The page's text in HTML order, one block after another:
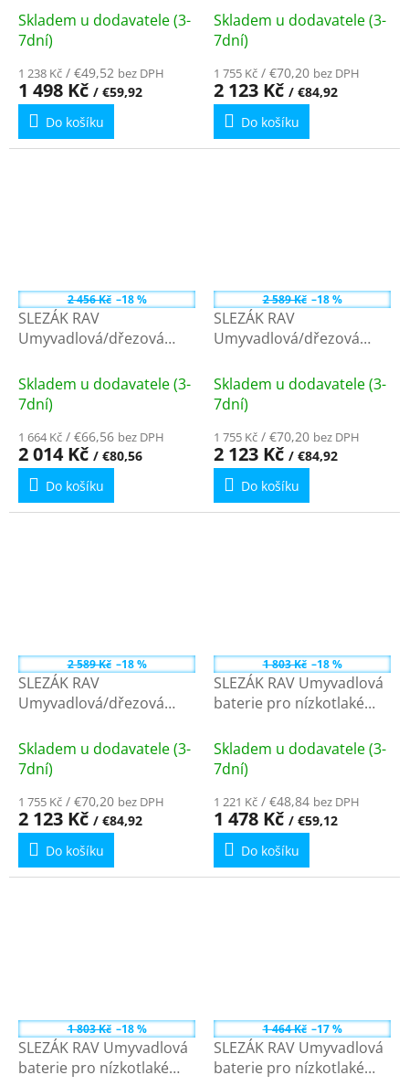
ohřívače, Chrom
EM001.1/21
Skladem u dodavatele (3-
7dní)
1 238 Kč / €49,52 bez DPH
1 498 Kč / €59,92
Do košíku
ohřívače, Chrom E011/21
- připojení 3/8'' vnitřní
závit
Skladem u dodavatele (3-
7dní)
1 755 Kč / €70,20 bez DPH
2 123 Kč / €84,92
Do košíku
2 456 Kč –18 %
SLEZÁK RAV
Umyvadlová/dřezová
ohřívače, Chrom
E011.1/21
Skladem u dodavatele (3-
7dní)
1 664 Kč / €66,56 bez DPH
2 014 Kč / €80,56
Do košíku
2 589 Kč –18 %
SLEZÁK RAV
Umyvadlová/dřezová
ohřívače, Chrom E001/21
Skladem u dodavatele (3-
7dní)
1 755 Kč / €70,20 bez DPH
2 123 Kč / €84,92
Do košíku
2 589 Kč –18 %
SLEZÁK RAV
Umyvadlová/dřezová
ohřívače, Chrom
E001.1/21
Skladem u dodavatele (3-
7dní)
1 755 Kč / €70,20 bez DPH
2 123 Kč / €84,92
Do košíku
1 803 Kč –18 %
SLEZÁK RAV Umyvadlová
baterie pro nízkotlaké
EN001/21 - připojení 3/8''
vnitřní závit
Skladem u dodavatele (3-
7dní)
1 221 Kč / €48,84 bez DPH
1 478 Kč / €59,12
Do košíku
1 803 Kč –18 %
SLEZÁK RAV Umyvadlová
baterie pro nízkotlaké
1 464 Kč –17 %
SLEZÁK RAV Umyvadlová
baterie pro nízkotlaké